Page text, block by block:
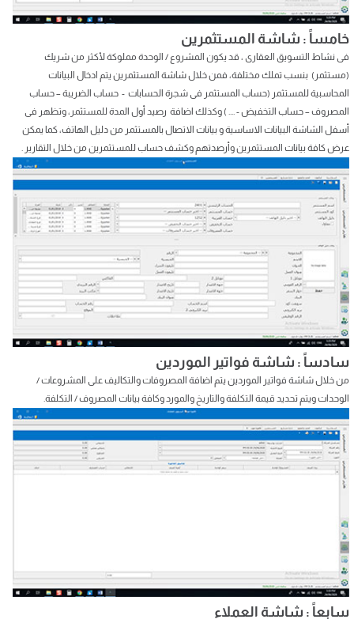
خامساً : شاشة المستثمرين
فى نشاط التسويق العقارى ، قد يكون المشروع / الوحدة مملوكة لأكثر من شريك
(مستثمر) بنسب تملك مختلفة، فمن خلال شاشة المستثمرين يتم ادخال البيانات
المحاسبية للمستثمر (حساب المستثمر فى شجرة الحسابات - حساب الضريبة – حساب
المصروف – حساب التخفيض - .... ) وكذلك اضافة رصيد أول المدة للمستثمر، وتظهر فى
أسفل الشاشة البيانات الاساسية و بيانات الاتصال بالمستثمر من دليل الهاتف، كما يمكن
عرض كافة بيانات المستثمرين وأرصدتهم وكشف حساب للمستثمرين من خلال التقارير .
سادساً : شاشة فواتير الموردين
من خلال شاشة فواتير الموردين يتم اضافة المصروفات والتكاليف على المشروعات /
الوحدات ويتم تحديد قيمة التكلفة والتاريخ والمورد وكافة بيانات المصروف / التكلفة.
سابعاً : شاشة العملاء